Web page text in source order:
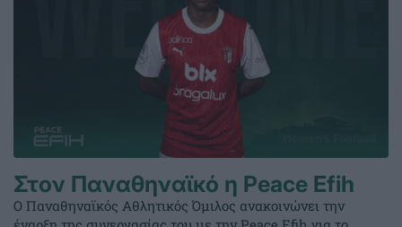
Στον Παναθηναϊκό η Peace Efih
Ο Παναθηναϊκός Αθλητικός Όμιλος ανακοινώνει την